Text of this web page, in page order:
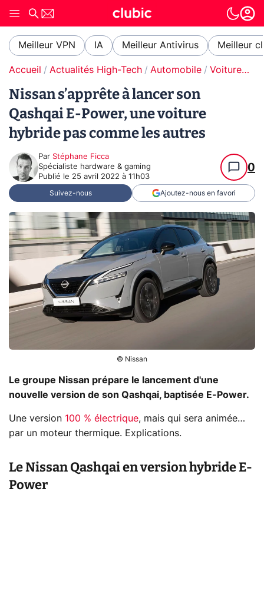
Meilleur VPN IA Meilleur Antivirus Meilleur
Accueil Actualités High-Tech Automobile Voitures hybrides
Nissan s’apprête à lancer son
Qashqai E-Power, une voiture
hybride pas comme les autres
Par Stéphane Ficca
Spécialiste hardware & gaming
Publié le 25 avril 2022 à 11h03
0
Suivez-nous Ajoutez-nous en favori
© Nissan
Le groupe Nissan prépare le lancement d'une
nouvelle version de son Qashqai, baptisée E-Power.
Une version 100 % électrique, mais qui sera animée…
par un moteur thermique. Explications.
Le Nissan Qashqai en version hybride E-
Power